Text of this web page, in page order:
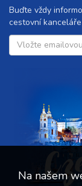
Buďte vždy
cestovní kanceláře
Na našem